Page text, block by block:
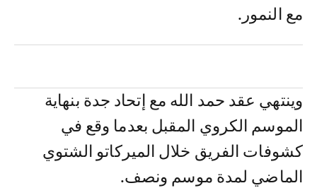
مع النمور.
وينتهي عقد حمد الله مع إتحاد جدة بنهاية
الموسم الكروي المقبل بعدما وقع في
كشوفات الفريق خلال الميركاتو الشتوي
الماضي لمدة موسم ونصف.